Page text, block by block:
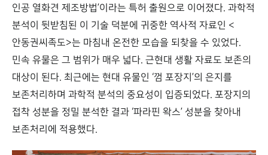
인공 열화견 제조방법’이라는 특허 출원으로 이어졌다. 과학적
분석이 뒷받침된 이 기술 덕분에 귀중한 역사적 자료인 <
안동권씨족도>는 마침내 온전한 모습을 되찾을 수 있었다.
민속 유물은 그 범위가 매우 넓다. 근현대 생활 자료도 보존의
대상이 된다. 최근에는 현대 유물인 ‘껌 포장지’의 은지를
보존처리하며 과학적 분석의 중요성이 입증되었다. 포장지의
접착 성분을 정밀 분석한 결과 ‘파라핀 왁스’ 성분을 찾아내
보존처리에 적용했다.